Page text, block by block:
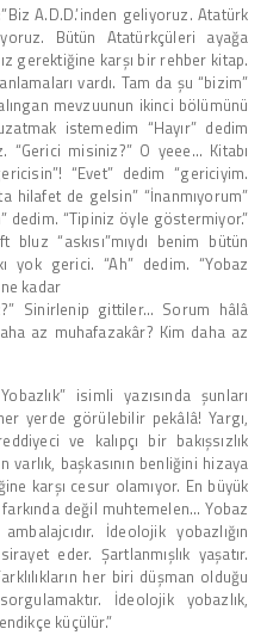
A.D.D.’inden geliyoruz. Atatürk
Bütün Atatürkçüleri ayağa
gerektiğine karşı bir rehber kitap.
vardı. Tam da şu “bizim”
mevzuunun ikinci bölümünü
istemedim “Hayır” dedim
“Gerici misiniz?” O yeee… Kitabı
“Evet” dedim “gericiyim.
de gelsin” “İnanmıyorum”
dedim. “Tipiniz öyle göstermiyor.”
“askısı”mıydı benim bütün
yok gerici. “Ah” dedim. “Yobaz
kadar
Sinirlenip gittiler… Sorum hâlâ
az muhafazakâr? Kim daha az
isimli yazısında şunları
yerde görülebilir pekâlâ! Yargı,
ve kalıpçı bir bakışsızlık
varlık, başkasının benliğini hizaya
karşı cesur olamıyor. En büyük
değil muhtemelen… Yobaz
İdeolojik yobazlığın
eder. Şartlanmışlık yaşatır.
her biri düşman olduğu
İdeolojik yobazlık,
küçülür.”